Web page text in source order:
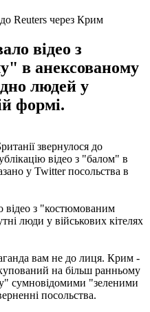
Reuters через Крим
відео з
в анексованому
людей у
формі.
звернулося до
відео з "балом" в
у Twitter посольства в
відео з "костюмованим
люди у військових кітелях
вам не до лиця. Крим -
на більш ранньому
сумновідомими "зеленими
посольства.